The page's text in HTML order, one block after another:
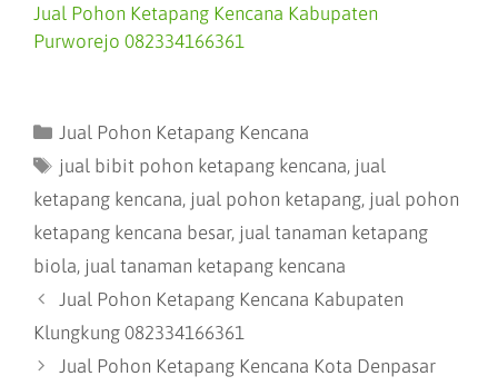
Jual Pohon Ketapang Kencana Kabupaten
Purworejo 082334166361
Jual Pohon Ketapang Kencana
jual bibit pohon ketapang kencana, jual
ketapang kencana, jual pohon ketapang, jual pohon
ketapang kencana besar, jual tanaman ketapang
biola, jual tanaman ketapang kencana
Jual Pohon Ketapang Kencana Kabupaten
Klungkung 082334166361
Jual Pohon Ketapang Kencana Kota Denpasar